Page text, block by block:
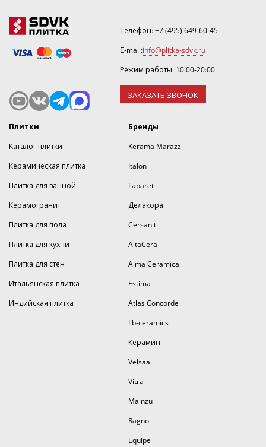
Телефон:+7 (495) 649-60-45
E-mail:info@plitka-sdvk.ru
Режим работы: 10:00-20:00
ЗАКАЗАТЬ ЗВОНОК
Плитки
Каталог плитки
Керамическая плитка
Плитка для ванной
Керамогранит
Плитка для пола
Плитка для кухни
Плитка для стен
Итальянская плитка
Индийская плитка
Бренды
Kerama Marazzi
Italon
Laparet
Делакора
Cersanit
AltaCera
Alma Ceramica
Estima
Atlas Concorde
Lb-ceramics
Керамин
Velsaa
Vitra
Mainzu
Ragno
Equipe